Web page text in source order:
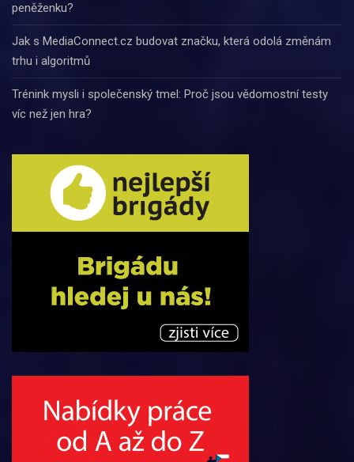
peněženku?
Jak s MediaConnect.cz budovat značku, která odolá změnám
trhu i algoritmů
Trénink mysli i společenský tmel: Proč jsou vědomostní testy
víc než jen hra?